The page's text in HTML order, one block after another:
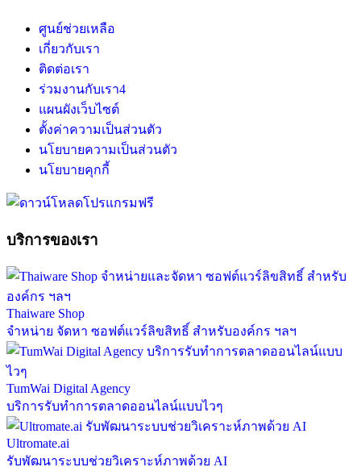
ศูนย์ช่วยเหลือ
เกี่ยวกับเรา
ติดต่อเรา
ร่วมงานกับเรา4
แผนผังเว็บไซต์
ตั้งค่าความเป็นส่วนตัว
นโยบายความเป็นส่วนตัว
นโยบายคุกกี้
บริการของเรา
Thaiware Shop
จำหน่าย จัดหา ซอฟต์แวร์ลิขสิทธิ์ สำหรับองค์กร ฯลฯ
TumWai Digital Agency
บริการรับทำการตลาดออนไลน์แบบไวๆ
Ultromate.ai
รับพัฒนาระบบช่วยวิเคราะห์ภาพด้วย AI